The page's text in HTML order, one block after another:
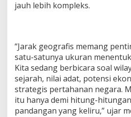
jauh lebih kompleks.
“Jarak geografis memang
satu-satunya ukuran
Kita sedang berbicara soal
sejarah, nilai adat, potensi
strategis pertahanan negara.
itu hanya demi hitung-
pandangan yang keliru,” ujar